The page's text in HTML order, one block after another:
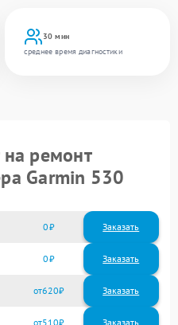
30 мин
среднее время диагностики
на ремонт
Garmin 530
0 Заказать
0 Заказать
620
510